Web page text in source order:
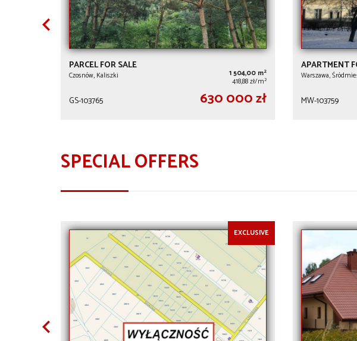
PARCEL FOR SALE
Czosnów, Kaliszki 1 504,00 m2
418,88 zł/m2
GS-103765 630 000 zł
APARTMENT
Warszawa,
MW-103759
SPECIAL OFFERS
EXCLUSIVE